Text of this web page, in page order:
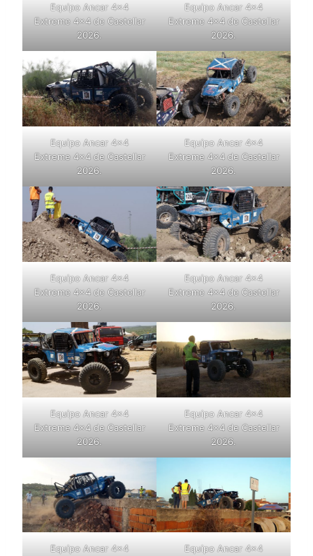
Equipo Ancar 4×4
Extreme 4×4 de Castellar
2026.
Equipo Ancar 4×4
Extreme 4×4 de Castellar
2026.
Equipo Ancar 4×4
Extreme 4×4 de Castellar
2026.
Equipo Ancar 4×4
Extreme 4×4 de Castellar
2026.
Equipo Ancar 4×4
Extreme 4×4 de Castellar
2026.
Equipo Ancar 4×4
Extreme 4×4 de Castellar
2026.
Equipo Ancar 4×4
Extreme 4×4 de Castellar
2026.
Equipo Ancar 4×4
Extreme 4×4 de Castellar
2026.
Equipo Ancar 4×4
Equipo Ancar 4×4